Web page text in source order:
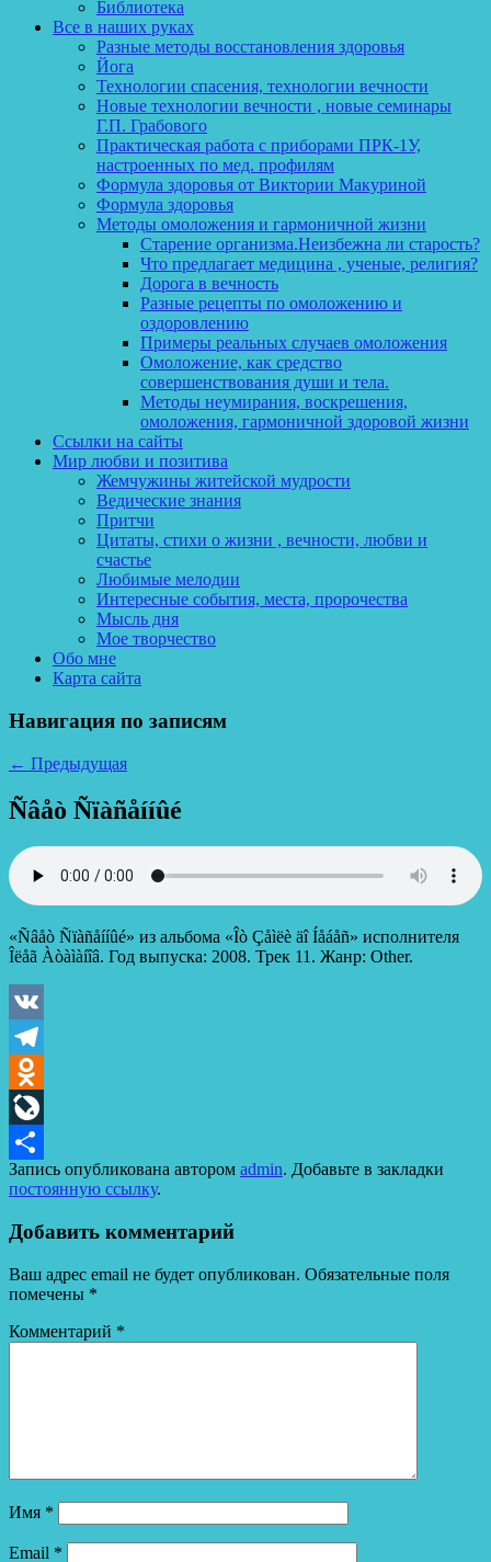
Библиотека
Все в наших руках
Разные методы восстановления здоровья
Йога
Технологии спасения, технологии вечности
Новые технологии вечности , новые семинары
Г.П. Грабового
Практическая работа с приборами ПРК-1У,
настроенных по мед. профилям
Формула здоровья от Виктории Макуриной
Формула здоровья
Методы омоложения и гармоничной жизни
Старение организма.Неизбежна ли старость?
Что предлагает медицина , ученые, религия?
Дорога в вечность
Разные рецепты по омоложению и
оздоровлению
Примеры реальных случаев омоложения
Омоложение, как средство
совершенствования души и тела.
Методы неумирания, воскрешения,
омоложения, гармоничной здоровой жизни
Ссылки на сайты
Мир любви и позитива
Жемчужины житейской мудрости
Ведические знания
Притчи
Цитаты, стихи о жизни , вечности, любви и
счастье
Любимые мелодии
Интересные события, места, пророчества
Мысль дня
Мое творчество
Обо мне
Карта сайта
Навигация по записям
← Предыдущая
Ñâåò Ñïàñåííûé
«Ñâåò Ñïàñåííûé» из альбома «Îò Çåìëè äî Íåáåñ» исполнителя
Îëåã Àòàìàíîâ. Год выпуска: 2008. Трек 11. Жанр: Other.
VK
Telegram
Odnoklassniki
LiveJournal
Отправить
Запись опубликована автором admin. Добавьте в закладки
постоянную ссылку.
Добавить комментарий
Ваш адрес email не будет опубликован. Обязательные поля
помечены *
Комментарий *
Имя *
Email *